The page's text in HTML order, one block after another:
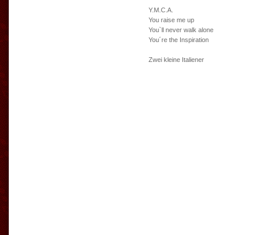
Y.M.C.A.
You raise me up
You`ll never walk alone
You´re the Inspiration
Zwei kleine Italiener